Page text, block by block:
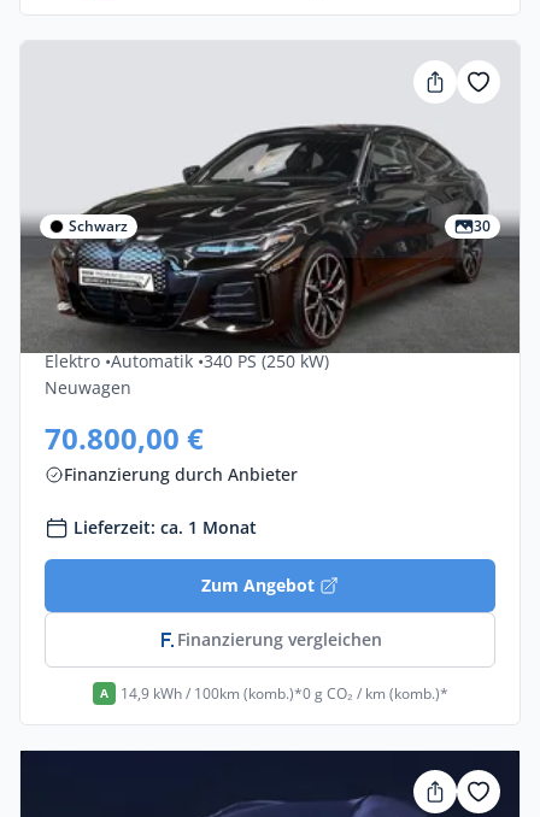
Schwarz 30
Gewerbe & Privat
Bmw I4 EDrive40 5dr
Elektro •Automatik •340 PS (250 kW)
Neuwagen
70.800,00 €
Finanzierung durch Anbieter
Lieferzeit: ca. 1 Monat
Zum Angebot
Finanzierung vergleichen
A 14,9 kWh / 100km (komb.)*0 g CO₂ / km (komb.)*